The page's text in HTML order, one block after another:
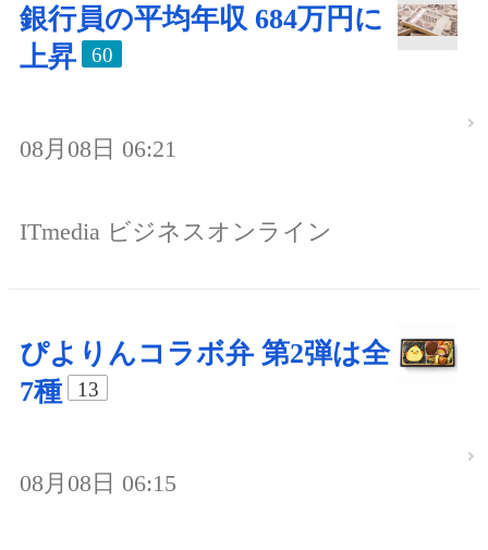
銀行員の平均年収 684万円に
上昇
60
08月08日 06:21
ITmedia ビジネスオンライン
ぴよりんコラボ弁 第2弾は全
7種
13
08月08日 06:15